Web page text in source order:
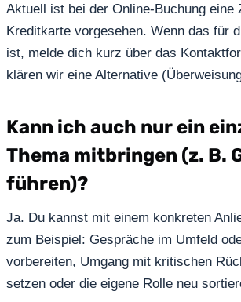
Aktuell ist bei der Online-Buchung eine
Kreditkarte vorgesehen. Wenn das für
ist, melde dich kurz über das
klären wir eine Alternative
Kann ich auch nur ein
Thema mitbringen (z. B.
führen)?
Ja. Du kannst mit einem konkreten
zum Beispiel: Gespräche im Umfeld
vorbereiten, Umgang mit kritischen
setzen oder die eigene Rolle neu